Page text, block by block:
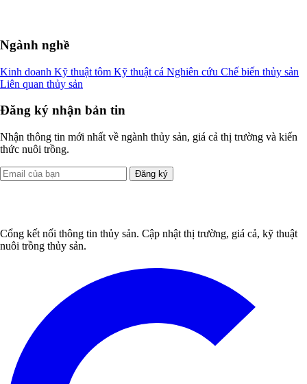
Ngành nghề
Kinh doanh Kỹ thuật tôm Kỹ thuật cá Nghiên cứu Chế biến thủy sản
Liên quan thủy sản
Đăng ký nhận bản tin
Nhận thông tin mới nhất về ngành thủy sản, giá cả thị trường và kiến
thức nuôi trồng.
Đăng ký
Cổng kết nối thông tin thủy sản. Cập nhật thị trường, giá cả, kỹ thuật
nuôi trồng thủy sản.